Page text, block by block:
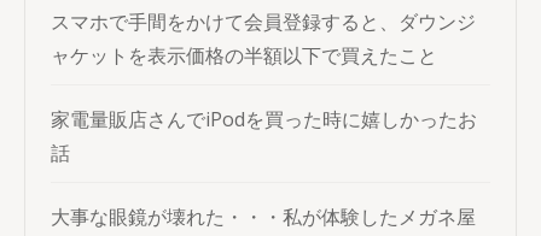
スマホで手間をかけて会員登録すると、ダウンジ
ャケットを表示価格の半額以下で買えたこと
家電量販店さんでiPodを買った時に嬉しかったお
話
大事な眼鏡が壊れた・・・私が体験したメガネ屋